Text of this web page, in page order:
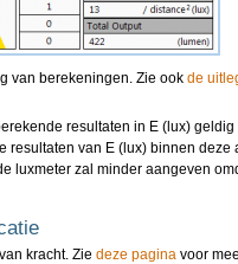
van berekeningen. Zie ook de
resultaten in E (lux)
resultaten van E (lux) binnen
luxmeter zal minder aangeven
kracht. Zie deze pagina voor